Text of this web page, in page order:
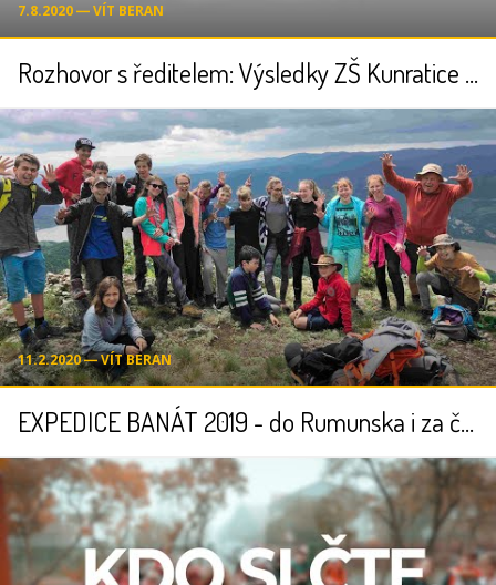
7.8.2020 ― VÍT BERAN
Rozhovor s ředitelem: Výsledky ZŠ Kunratice - Vít Beran |Učíme online|
11.2.2020 ― VÍT BERAN
EXPEDICE BANÁT 2019 - do Rumunska i za českými kořeny